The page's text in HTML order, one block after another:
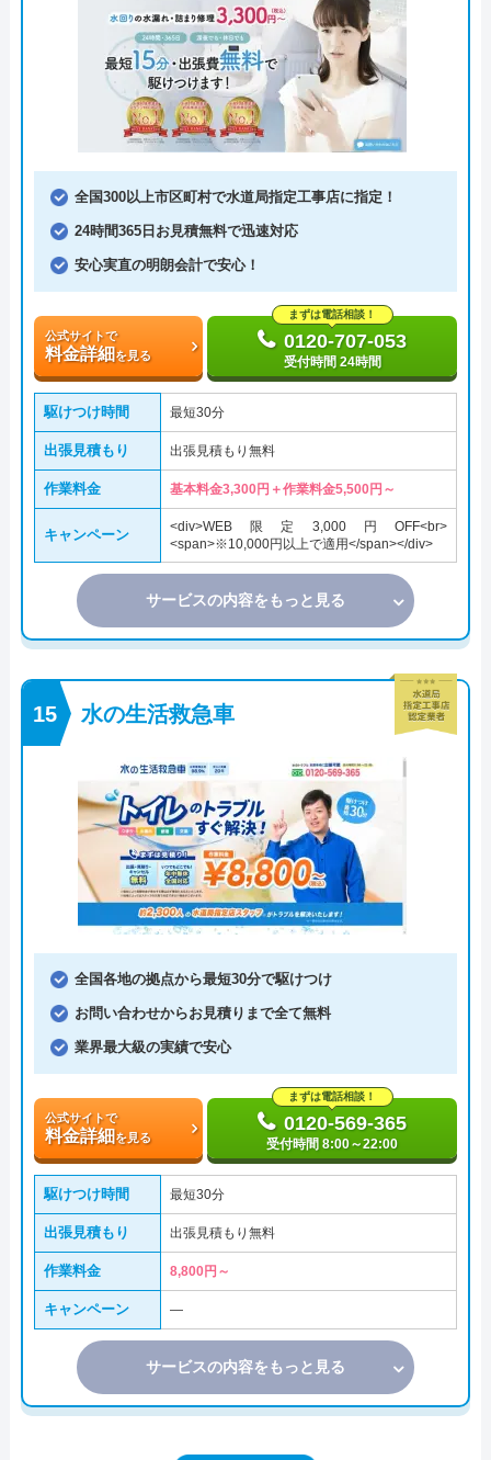
全国300以上市区町村で水道局指定工事店に指定！
24時間365日お見積無料で迅速対応
安心実直の明朗会計で安心！
公式サイトで
料金詳細を見る
まずは電話相談！
0120-707-053
受付時間 24時間
駆けつけ時間 最短30分
出張見積もり 出張見積もり無料
作業料金 基本料金3,300円＋作業料金5,500円～
キャンペーン
<div>WEB限定3,000円OFF<br>
<span>※10,000円以上で適用</span></div>
サービスの内容をもっと見る
水の生活救急車
全国各地の拠点から最短30分で駆けつけ
お問い合わせからお見積りまで全て無料
業界最大級の実績で安心
公式サイトで
料金詳細を見る
まずは電話相談！
0120-569-365
受付時間 8:00～22:00
駆けつけ時間 最短30分
出張見積もり 出張見積もり無料
作業料金 8,800円～
キャンペーン ―
サービスの内容をもっと見る